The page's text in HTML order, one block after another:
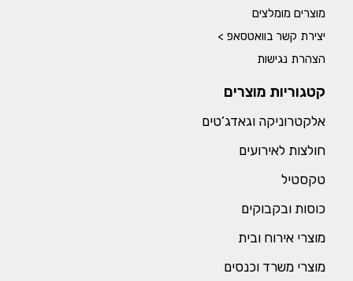
מוצרים מומלצים
יצירת קשר בוואטסאפ >
הצהרת נגישות
קטגוריות מוצרים
אלקטרוניקה וגאדג’טים
חולצות לאירועים
טקסטיל
כוסות ובקבוקים
מוצרי אירוח ובית
מוצרי משרד וכנסים